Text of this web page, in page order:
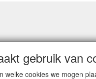
gebruik van
welke cookies we mogen